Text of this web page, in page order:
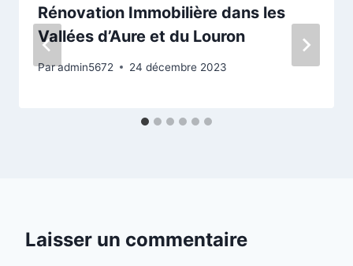
Rénovation Immobilière dans les
Vallées d’Aure et du Louron
Paradmin5672 24 décembre 2023
Laisser un commentaire